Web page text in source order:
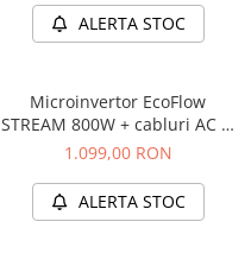
panouri 4 x 440W + sistem
prindere
ALERTA STOC
Microinvertor EcoFlow
STREAM 800W + cabluri AC si
PV
1.099,00 RON
ALERTA STOC